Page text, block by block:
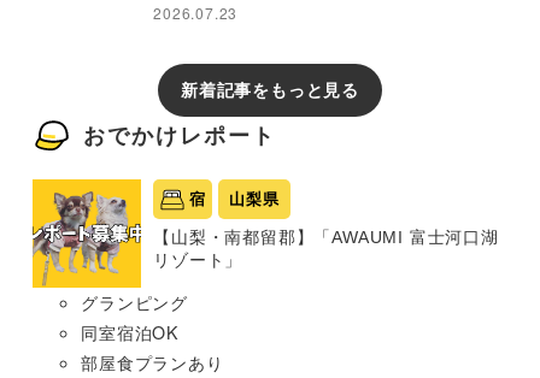
2026.07.23
新着記事をもっと見る
おでかけレポート
宿 山梨県
【山梨・南都留郡】「AWAUMI 富士河口湖
リゾート」
グランピング
同室宿泊OK
部屋食プランあり